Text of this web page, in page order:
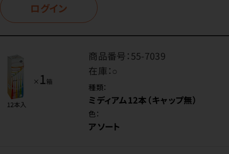
ログイン
商品番号：55-7039
在庫：○
種類：
ミディアム12本（キャップ無）
色：
アソート